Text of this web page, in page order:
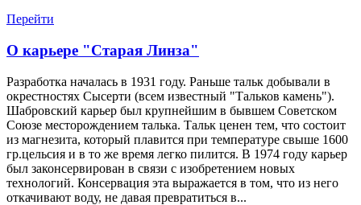
Перейти
О карьере "Старая Линза"
Разработка началась в 1931 году. Раньше тальк добывали в
окрестностях Сысерти (всем известный "Тальков камень").
Шабровский карьер был крупнейшим в бывшем Советском
Союзе месторождением талька. Тальк ценен тем, что состоит
из магнезита, который плавится при температуре свыше 1600
гр.цельсия и в то же время легко пилится. В 1974 году карьер
был законсервирован в связи с изобретением новых
технологий. Консервация эта выражается в том, что из него
откачивают воду, не давая превратиться в...